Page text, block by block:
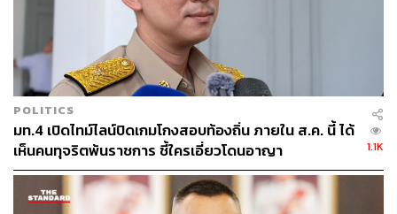
พนักงานสอบสวนได้ตรวจวัดปริมาณแอลกอฮอล์แล้ว ผล
ปริมาณแอลกอฮอล์มีค่าเป็นศูนย์ จึงได้แจ้งข้อกล่าวหา ขับรถ
โดยประมาท และการกระทำนั้นเป็นเหตุให้เฉี่ยวชนผู้อื่นถึงแก่
ความตาย และข้อหาตาม พ.ร.บ.จราจรทางบก ในข้อหานำ
รถไม่ติดแผ่นป้ายทะเบียนมาใช้ในทาง, ขับรถไม่ชิดขอบทาง
ด้านซ้าย และไม่ปฏิบัติตามเครื่องหมายบนพื้นทาง (ไม่หยุดรถ
ให้คนข้าม) และ พ.ร.บ.รถยนต์ ข้อหาฝ่าฝืนใช้รถที่ไม่ได้เสีย
ภาษีประจำปี โดยผู้ต้องหาให้การรับสารภาพตลอดข้อกล่าว
หา ทั้งนี้ผู้ต้องหาได้พบกับครอบครัวผู้เสียชีวิตและได้กล่าว
ขอโทษกับเหตุที่เกิดดังกล่าว
POLITICS
มท.4 เปิดไทม์ไลน์ปิดเกมโกงสอบท้องถิ่น ภายใน ส.ค. นี้ ได้
เห็นคนทุจริตพ้นราชการ ชี้ใครเอี่ยวโดนอาญา
1.1K